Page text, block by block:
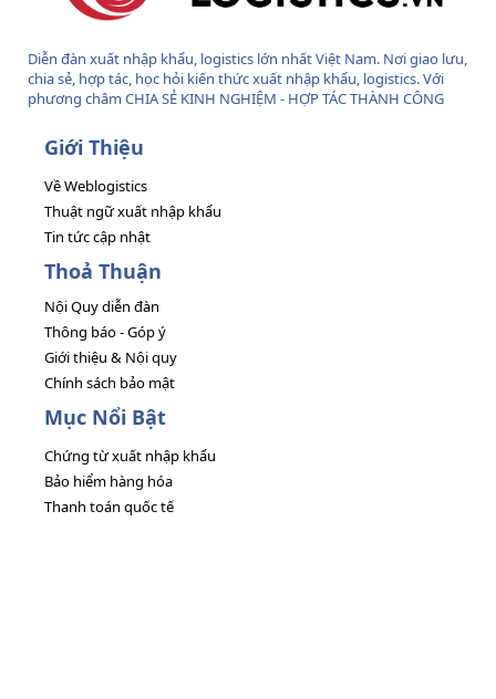
Diễn đàn xuất nhập khẩu, logistics lớn nhất Việt Nam. Nơi giao lưu,
chia sẻ, hợp tác, học hỏi kiến thức xuất nhập khẩu, logistics. Với
phương châm CHIA SẺ KINH NGHIỆM - HỢP TÁC THÀNH CÔNG
Giới Thiệu
Về Weblogistics
Thuật ngữ xuất nhập khẩu
Tin tức cập nhật
Thoả Thuận
Nội Quy diễn đàn
Thông báo - Góp ý
Giới thiệu & Nội quy
Chính sách bảo mật
Mục Nổi Bật
Chứng từ xuất nhập khẩu
Bảo hiểm hàng hóa
Thanh toán quốc tế